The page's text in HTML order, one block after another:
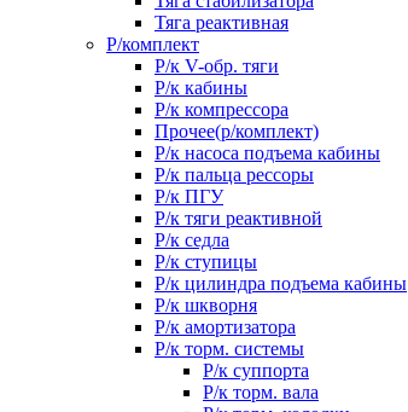
Тяга реактивная
Р/комплект
Р/к V-обр. тяги
Р/к кабины
Р/к компрессора
Прочее(р/комплект)
Р/к насоса подъема кабины
Р/к пальца рессоры
Р/к ПГУ
Р/к тяги реактивной
Р/к седла
Р/к ступицы
Р/к цилиндра подъема кабины
Р/к шкворня
Р/к амортизатора
Р/к торм. системы
Р/к суппорта
Р/к торм. вала